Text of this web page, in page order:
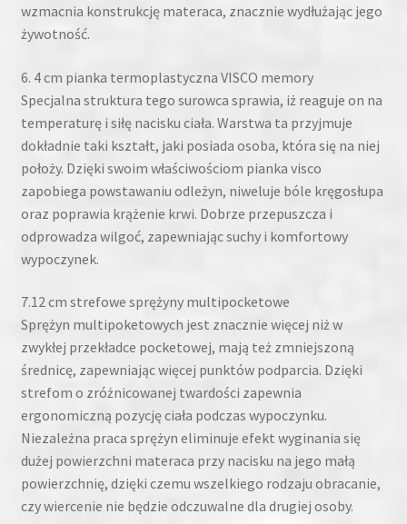
wzmacnia konstrukcję materaca, znacznie wydłużając jego
żywotność.
6. 4 cm pianka termoplastyczna VISCO memory
Specjalna struktura tego surowca sprawia, iż reaguje on na
temperaturę i siłę nacisku ciała. Warstwa ta przyjmuje
dokładnie taki kształt, jaki posiada osoba, która się na niej
położy. Dzięki swoim właściwościom pianka visco
zapobiega powstawaniu odleżyn, niweluje bóle kręgosłupa
oraz poprawia krążenie krwi. Dobrze przepuszcza i
odprowadza wilgoć, zapewniając suchy i komfortowy
wypoczynek.
7.12 cm strefowe sprężyny multipocketowe
Sprężyn multipoketowych jest znacznie więcej niż w
zwykłej przekładce pocketowej, mają też zmniejszoną
średnicę, zapewniając więcej punktów podparcia. Dzięki
strefom o zróżnicowanej twardości zapewnia
ergonomiczną pozycję ciała podczas wypoczynku.
Niezależna praca sprężyn eliminuje efekt wyginania się
dużej powierzchni materaca przy nacisku na jego małą
powierzchnię, dzięki czemu wszelkiego rodzaju obracanie,
czy wiercenie nie będzie odczuwalne dla drugiej osoby.